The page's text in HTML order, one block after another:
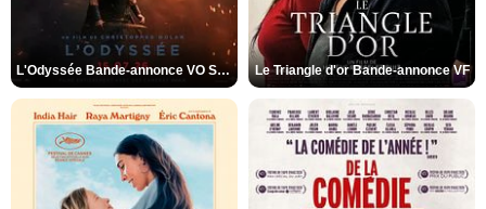
L'Odyssée Bande-annonce VO STFR Le Triangle d'or Bande-annonce VF